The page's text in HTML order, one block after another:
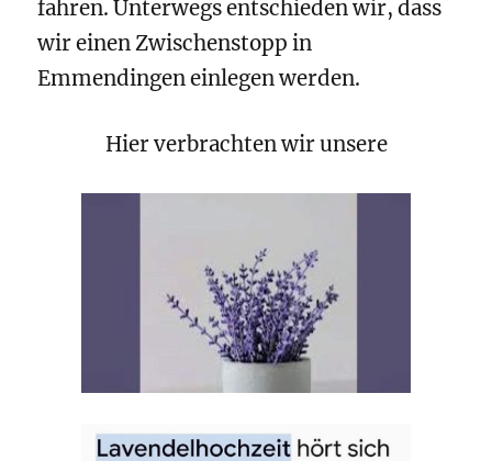
fahren. Unterwegs entschieden wir, dass
wir einen Zwischenstopp in
Emmendingen einlegen werden.
Hier verbrachten wir unsere